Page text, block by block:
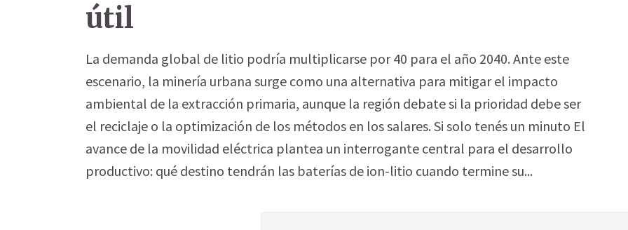
útil
La demanda global de litio podría multiplicarse por 40 para el año 2040. Ante este
escenario, la minería urbana surge como una alternativa para mitigar el impacto
ambiental de la extracción primaria, aunque la región debate si la prioridad debe ser
el reciclaje o la optimización de los métodos en los salares. Si solo tenés un minuto El
avance de la movilidad eléctrica plantea un interrogante central para el desarrollo
productivo: qué destino tendrán las baterías de ion-litio cuando termine su...